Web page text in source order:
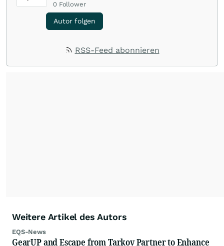
0 Follower
Autor folgen
RSS-Feed abonnieren
Weitere Artikel des Autors
EQS-News
GearUP and Escape from Tarkov Partner to Enhance